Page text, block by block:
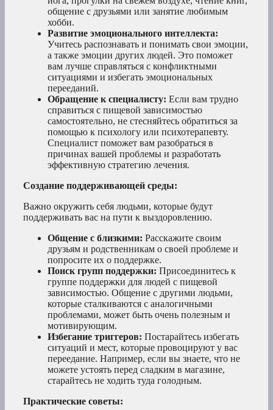
общение с друзьями или занятие любимым
хобби.
Развитие эмоционального интеллекта:
Учитесь распознавать и понимать свои эмоции,
а также эмоции других людей. Это поможет
вам лучше справляться с конфликтными
ситуациями и избегать эмоциональных
перееданий.
Обращение к специалисту: Если вам трудно
справиться с пищевой зависимостью
самостоятельно, не стесняйтесь обратиться за
помощью к психологу или психотерапевту.
Специалист поможет вам разобраться в
причинах вашей проблемы и разработать
эффективную стратегию лечения.
Создание поддерживающей среды:
Важно окружить себя людьми, которые будут
поддерживать вас на пути к выздоровлению.
Общение с близкими: Расскажите своим
друзьям и родственникам о своей проблеме и
попросите их о поддержке.
Поиск групп поддержки: Присоединитесь к
группе поддержки для людей с пищевой
зависимостью. Общение с другими людьми,
которые сталкиваются с аналогичными
проблемами, может быть очень полезным и
мотивирующим.
Избегание триггеров: Постарайтесь избегать
ситуаций и мест, которые провоцируют у вас
переедание. Например, если вы знаете, что не
можете устоять перед сладким в магазине,
старайтесь не ходить туда голодным.
Практические советы: